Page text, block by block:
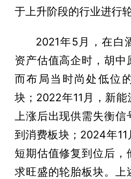
于上升阶段的行业进行
2021年5月，在白
资产估值高企时，胡中
而布局当时尚处低位
块；2022年11月，新
上涨后出现供需失衡
到消费板块；2024年
短期估值修复到位后，
求旺盛的轮胎板块。上